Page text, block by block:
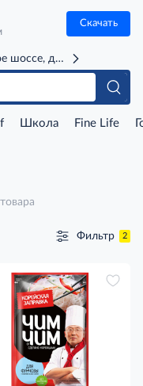
Скачать
шоссе, д. 71Г (м. Речной
Школа Fine Life
Фильтр 2